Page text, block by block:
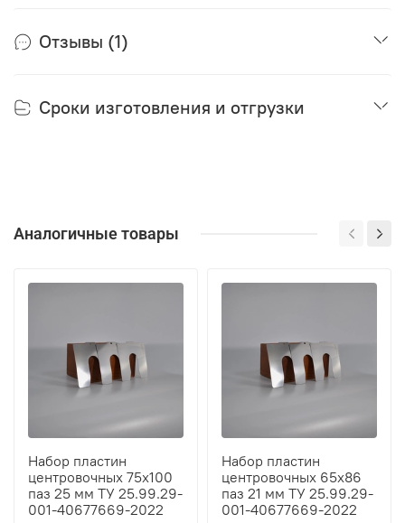
Отзывы (1)
Сроки изготовления и отгрузки
Аналогичные товары
Набор пластин
центровочных 75х100
паз 25 мм ТУ 25.99.29-
001-40677669-2022
Набор пластин
центровочных 65х86
паз 21 мм ТУ 25.99.29-
001-40677669-2022